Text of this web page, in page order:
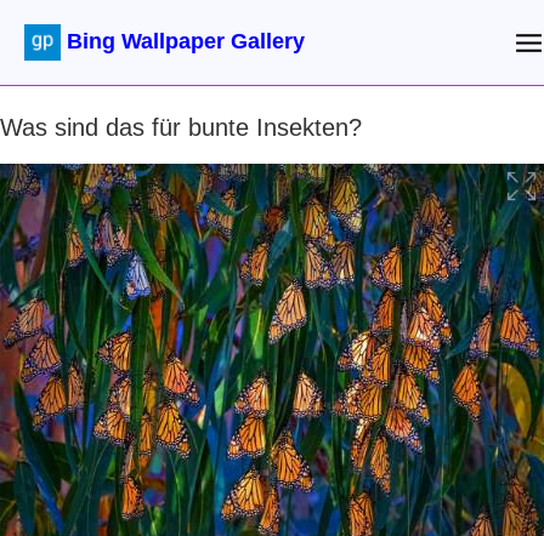
Bing Wallpaper Gallery
Was sind das für bunte Insekten?